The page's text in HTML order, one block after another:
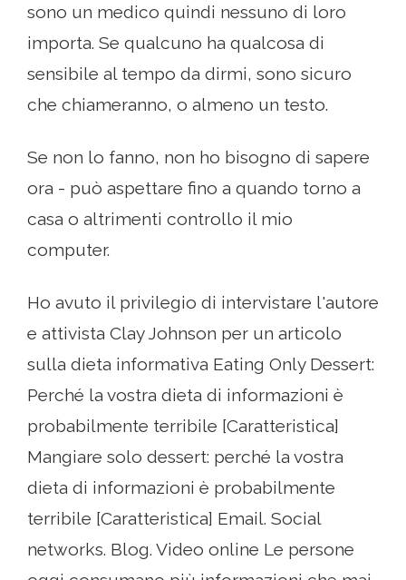
sono un medico quindi nessuno di loro
importa. Se qualcuno ha qualcosa di
sensibile al tempo da dirmi, sono sicuro
che chiameranno, o almeno un testo.
Se non lo fanno, non ho bisogno di sapere
ora - può aspettare fino a quando torno a
casa o altrimenti controllo il mio
computer.
Ho avuto il privilegio di intervistare l'autore
e attivista Clay Johnson per un articolo
sulla dieta informativa Eating Only Dessert:
Perché la vostra dieta di informazioni è
probabilmente terribile [Caratteristica]
Mangiare solo dessert: perché la vostra
dieta di informazioni è probabilmente
terribile [Caratteristica] Email. Social
networks. Blog. Video online Le persone